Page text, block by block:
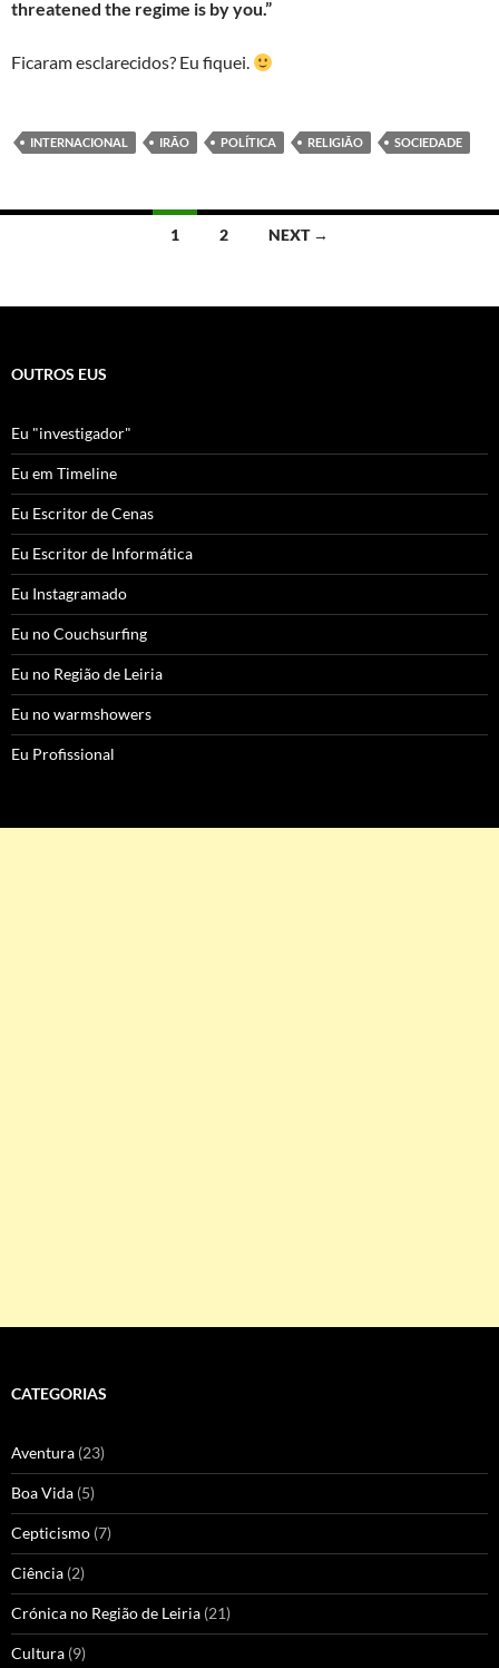
threatened the regime is by you.”
Ficaram esclarecidos? Eu fiquei.
INTERNACIONAL IRÃO POLÍTICA RELIGIÃO SOCIEDADE
1 2 NEXT →
OUTROS EUS
Eu "investigador"
Eu em Timeline
Eu Escritor de Cenas
Eu Escritor de Informática
Eu Instagramado
Eu no Couchsurfing
Eu no Região de Leiria
Eu no warmshowers
Eu Profissional
CATEGORIAS
Aventura (23)
Boa Vida (5)
Cepticismo (7)
Ciência (2)
Crónica no Região de Leiria (21)
Cultura (9)